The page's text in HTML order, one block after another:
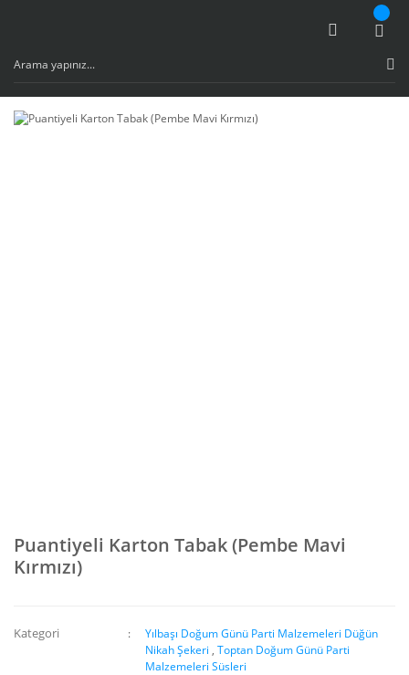
Puantiyeli Karton Tabak (Pembe Mavi
Kırmızı)
Kategori
Yılbaşı Doğum Günü Parti Malzemeleri Düğün
Nikah Şekeri ,Toptan Doğum Günü Parti
Malzemeleri Süsleri